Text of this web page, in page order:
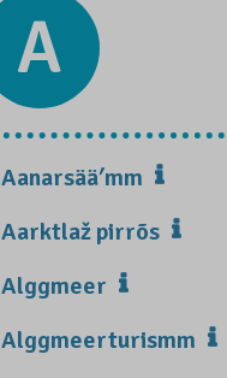
A
Aanarsääʹmm
Aarktlaž pirrõs
Alggmeer
Alggmeerturismm